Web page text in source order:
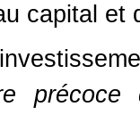
capital et